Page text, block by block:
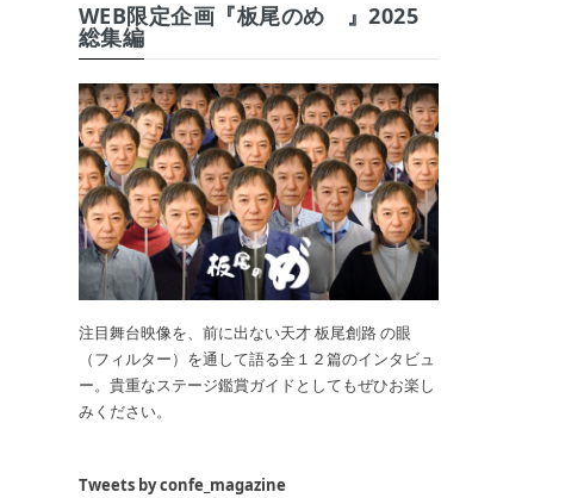
WEB限定企画『板尾のめ゙』2025
総集編
注目舞台映像を、前に出ない天才 板尾創路 の眼
（フィルター）を通して語る全１２篇のインタビュ
ー。貴重なステージ鑑賞ガイドとしてもぜひお楽し
みください。
Tweets by confe_magazine